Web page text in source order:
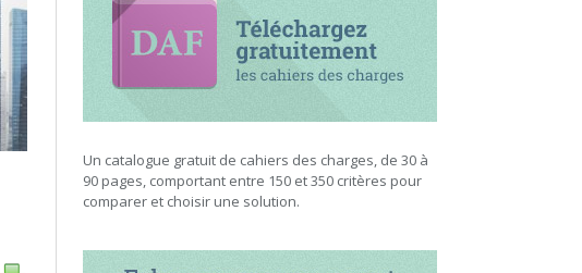
Un catalogue gratuit de cahiers des charges, de 30 à
90 pages, comportant entre 150 et 350 critères pour
comparer et choisir une solution.